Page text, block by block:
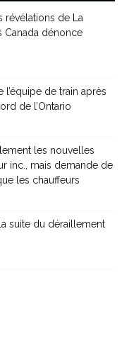
révélations de La
Canada dénonce
l’équipe de train après
de l’Ontario
les nouvelles
inc., mais demande de
les chauffeurs
suite du déraillement